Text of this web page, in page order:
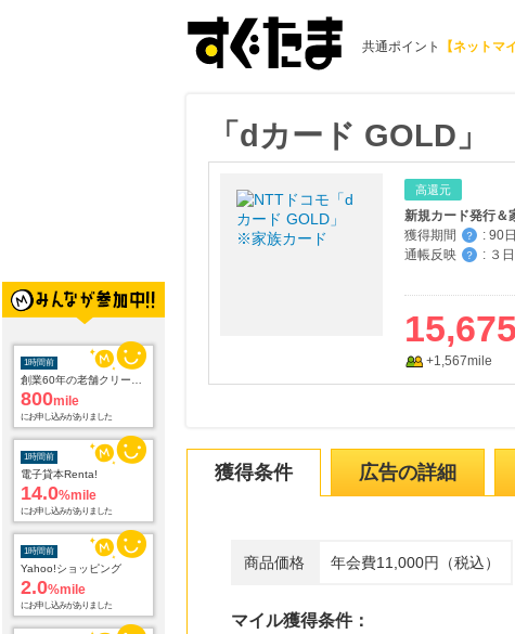
共通ポイント 【ネットマ
1時間前
800mile
にお申し込みがありました
1時間前
電子貸本Renta!
14.0%mile
にお申し込みがありました
1時間前
Yahoo!ショッピング
2.0%mile
にお申し込みがありました
「dカード GOLD
高還元
新規カード発行＆
獲得期間
？ : 90
通帳反映
？ : ３
15,675
+1,567mile
獲得条件 広告の詳細
商品価格 年会費11,000円（税込）
マイル獲得条件：